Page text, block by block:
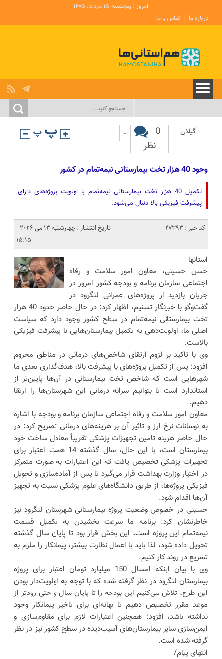
امروز : پنجشنبه, ۱۵ مرداد , ۱۴۰۵
درباره ما
تماس با ما
گیلان
0
نظر
-
وجود 40 هزار تخت بیمارستانی نیمه‌تمام در کشور
تکمیل 40 هزار تخت بیمارستانی نیمه‌تمام با اولویت پروژه‌های دارای
پیشرفت فیزیکی بالا دنبال می‌شود.
کد خبر : 27393
تاریخ انتشار : چهارشنبه 13 می 2026 -
15:15
استانها
حسن حسینی، معاون امور سلامت و رفاه
اجتماعی سازمان برنامه و بودجه کشور امروز در
جریان بازدید از پروژه‌های عمرانی لنگرود در
گفت‌وگو با خبرنگار تسنیم، اظهار کرد: در حال حاضر حدود 40 هزار
تخت بیمارستانی نیمه‌تمام در سطح کشور وجود دارد که سیاست
اصلی ما، اولویت‌دهی به تکمیل بیمارستان‌هایی با پیشرفت فیزیکی
بالاست.
وی با تاکید بر لزوم ارتقای شاخص‌های درمانی در مناطق محروم
افزود: پس از تکمیل پروژه‌های با پیشرفت بالا، هدف‌گذاری بعدی ما
شهرهایی است که شاخص تخت بیمارستانی در آن‌ها پایین‌تر از
استاندارد است تا بتوانیم سرانه درمانی این شهرستان‌ها را ارتقا
دهیم.
معاون امور سلامت و رفاه اجتماعی سازمان برنامه و بودجه با اشاره
به نوسانات نرخ ارز و تاثیر آن بر هزینه‌های درمانی تصریح کرد: در
حال حاضر هزینه تامین تجهیزات پزشکی تقریباً معادل ساخت خود
بیمارستان است، با این حال، سال گذشته 14 همت اعتبار برای
تجهیزات پزشکی تخصیص یافت که این اعتبارات به صورت متمرکز
در اختیار وزارت بهداشت قرار می‌گیرد تا پس از آماده‌سازی و تحویل
فیزیکی پروژه‌ها، از طریق دانشگاه‌های علوم پزشکی نسبت به تجهیز
آن‌ها اقدام شود.
حسینی در خصوص وضعیت پروژه بیمارستانی شهرستان لنگرود نیز
خاطرنشان کرد: برنامه ما سرعت بخشیدن به تکمیل قسمت
نیمه‌تمام این پروژه است، این بخش قرار بود تا پایان سال گذشته
تحویل داده شود، لذا باید با اعمال نظارت بیشتر، پیمانکار را ملزم به
تسریع در روند کار کنیم.
وی با بیان اینکه امسال 150 میلیارد تومان اعتبار برای پروژه
بیمارستان لنگرود در نظر گرفته شده که با توجه به اولویت‌دار بودن
این طرح، تلاش می‌کنیم این بودجه را تا پایان سال و حتی زودتر از
موعد مقرر تخصیص دهیم تا بهانه‌ای برای تاخیر پیمانکار وجود
نداشته باشد، افزود: همچنین اعتبارات لازم برای مقاوم‌سازی و
ایمن‌سازی سایر بیمارستان‌های آسیب‌دیده در سطح کشور نیز در نظر
گرفته شده است.
انتهای پیام/